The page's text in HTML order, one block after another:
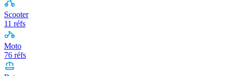
Scooter
11 réfs
Moto
76 réfs